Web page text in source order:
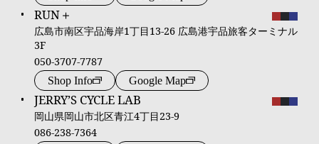
RUN＋
広島市南区宇品海岸1丁目13-26 広島港宇品旅客ターミナル
3F
050-3707-7787
Shop Info Google Map
JERRY’S CYCLE LAB
岡山県岡山市北区青江4丁目23-9
086-238-7364